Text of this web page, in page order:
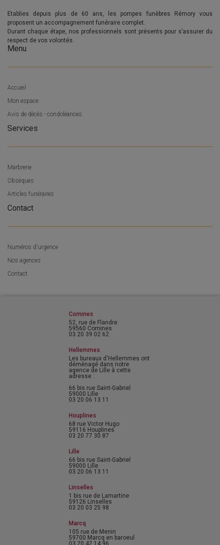
Etablies depuis plus de 60 ans, les pompes funèbres Rémory vous
proposent un accompagnement funéraire complet.
Durant chaque étape, nos professionnels sont présents pour s’assurer du
respect de vos volontés.
Menu
Accueil
Mon espace
Avis de décès - condoléances
Services
Marbrerie
Obsèques
Articles funéraires
Contact
Numéros d'urgence
Nos agences
Contact
Comines
52, rue de Flandre
59560 Comines
03 20 39 02 62
Hellemmes
Les bureaux d'Hellemmes ont
déménagé dans notre
agence de Lille à cette
adresse :
66 bis rue Saint-Gabriel
59000 Lille
03 20 06 13 11
Houplines
68 rue Victor Hugo
59116 Houplines
03 20 77 30 87
Lille
66 bis rue Saint-Gabriel
59000 Lille
03 20 06 13 11
Linselles
1 bis rue de Lamartine
59126 Linselles
03 20 03 25 98
Marcq
105 rue de Menin
59700 Marcq en baroeul